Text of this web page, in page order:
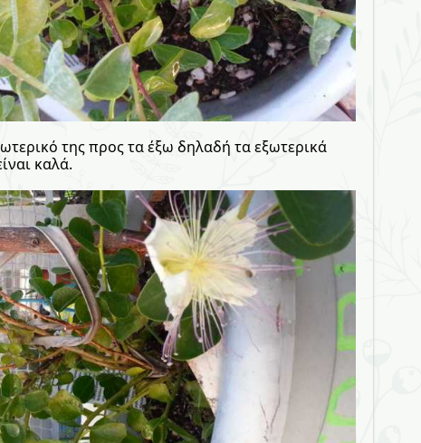
της προς τα έξω δηλαδή τα εξωτερικά
καλά.